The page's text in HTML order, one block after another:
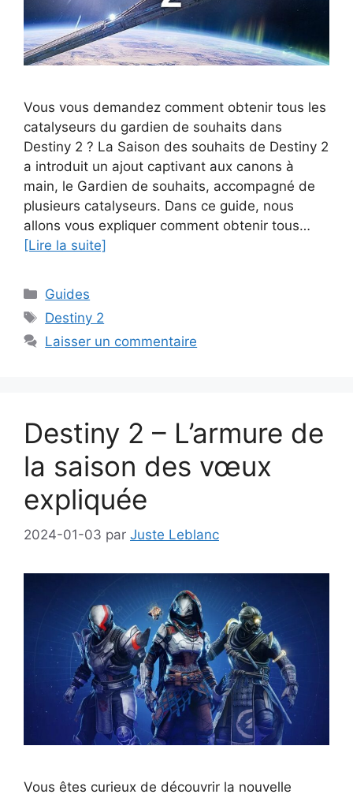
Vous vous demandez comment obtenir tous les
catalyseurs du gardien de souhaits dans
Destiny 2 ? La Saison des souhaits de Destiny 2
a introduit un ajout captivant aux canons à
main, le Gardien de souhaits, accompagné de
plusieurs catalyseurs. Dans ce guide, nous
allons vous expliquer comment obtenir tous…
[Lire la suite]
Catégories
Guides
Étiquettes
Destiny 2
Laisser un commentaire
Destiny 2 – L’armure de
la saison des vœux
expliquée
2024-01-03 par Juste Leblanc
Vous êtes curieux de découvrir la nouvelle